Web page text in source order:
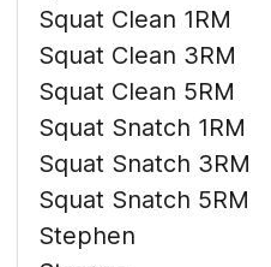
Squat Clean 1RM
Squat Clean 3RM
Squat Clean 5RM
Squat Snatch 1RM
Squat Snatch 3RM
Squat Snatch 5RM
Stephen